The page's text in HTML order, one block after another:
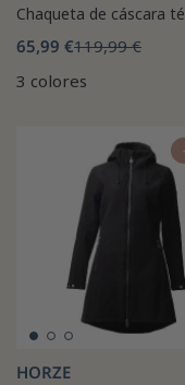
Chaqueta de cáscara
65,99 €119,99 €
3 colores
HORZE